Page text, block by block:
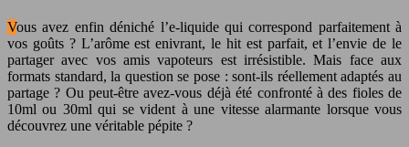
Vous avez enfin déniché l’e-liquide qui correspond parfaitement à
vos goûts ? L’arôme est enivrant, le hit est parfait, et l’envie de le
partager avec vos amis vapoteurs est irrésistible. Mais face aux
formats standard, la question se pose : sont-ils réellement adaptés au
partage ? Ou peut-être avez-vous déjà été confronté à des fioles de
10ml ou 30ml qui se vident à une vitesse alarmante lorsque vous
découvrez une véritable pépite ?